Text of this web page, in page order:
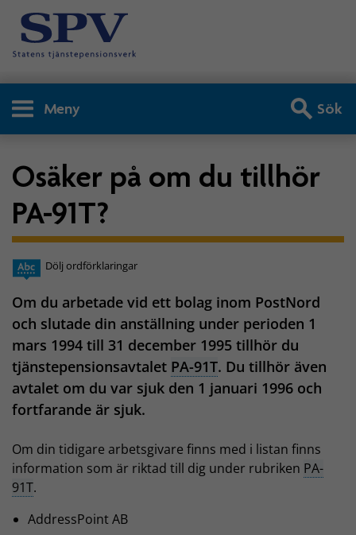
Meny Sök
Osäker på om du tillhör
PA-91T?
Dölj ordförklaringar
Om du arbetade vid ett bolag inom PostNord
och slutade din anställning under perioden 1
mars 1994 till 31 december 1995 tillhör du
tjänstepensionsavtalet PA-91T. Du tillhör även
avtalet om du var sjuk den 1 januari 1996 och
fortfarande är sjuk.
Om din tidigare arbetsgivare finns med i listan finns
information som är riktad till dig under rubriken PA-
91T.
AddressPoint AB